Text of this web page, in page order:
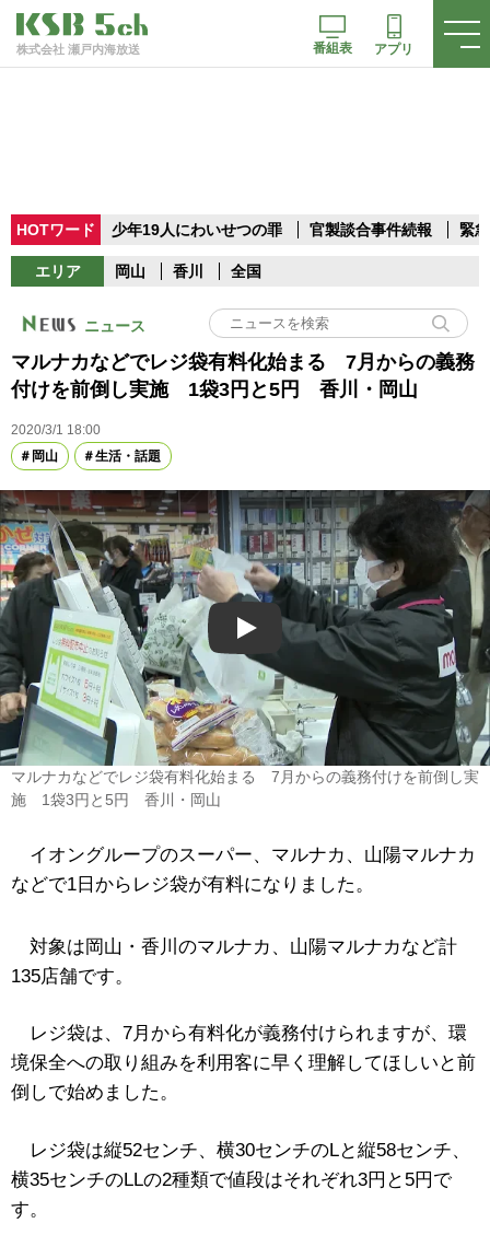
株式会社 瀬戸内海放送 番組表 アプリ
HOTワード 少年19人にわいせつの罪 官製談合事件続報 緊
エリア 岡山 香川 全国
ニュース
マルナカなどでレジ袋有料化始まる 7月からの義務
付けを前倒し実施 1袋3円と5円 香川・岡山
2020/3/1 18:00
岡山
生活・話題
Play
マルナカなどでレジ袋有料化始まる 7月からの義務付けを前倒し実
施 1袋3円と5円 香川・岡山
イオングループのスーパー、マルナカ、山陽マルナカ
などで1日からレジ袋が有料になりました。
対象は岡山・香川のマルナカ、山陽マルナカなど計
135店舗です。
レジ袋は、7月から有料化が義務付けられますが、環
境保全への取り組みを利用客に早く理解してほしいと前
倒しで始めました。
レジ袋は縦52センチ、横30センチのLと縦58センチ、
横35センチのLLの2種類で値段はそれぞれ3円と5円で
す。